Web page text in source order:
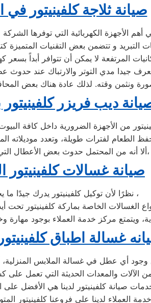
صيانة ثلاجة كلفينيتور
التبريد و تتضمن بعض التقنيات المتميزة
المرتفعة لا يمكن أن تتوافر أبداً بسعر
ونثمن وقته. لذلك عادة هناك بعض
ديب فريزر
من الأجهزة الضرورية داخل كافة
ألا أنه من المحتمل حدوث بعض الأعطال التي تتطلب الصيانة،
صيانة غسالات كلفينيتور
نظرًا لأن توكيل كلفينيتور يدرك جيدًا ما يحتاجه العملاء ،
ويتمتع مركز خدمة العملاء بوجود مهارة
غسالة اطباق
أي عطل في غسالة الملابس المنزلية،
من الآلات والمعدات الحديثة التي تعمل
خدمات صيانة كلفينيتور لدينا هي الأفضل